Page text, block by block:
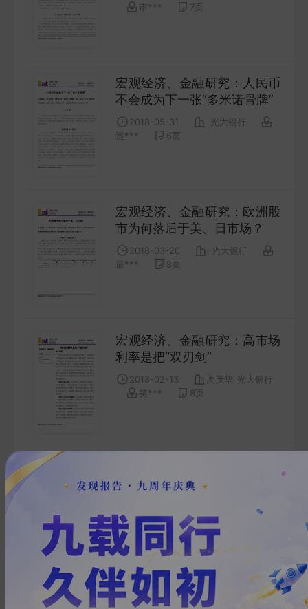
市***
7 页
宏观经济、金融研究：人民币
不会成为下一张“多米诺骨牌”
2018-05-31
光大银行
巡***
6 页
宏观经济、金融研究：欧洲股
市为何落后于美、日市场？
2018-03-20
光大银行
最***
8 页
宏观经济、金融研究：高市场
利率是把“双刃剑”
2018-02-13 周茂华
光大银行
笑***
8 页
场利率与实体经济
光大银行
赵***
10页
宏观经济、金融研究：短期市